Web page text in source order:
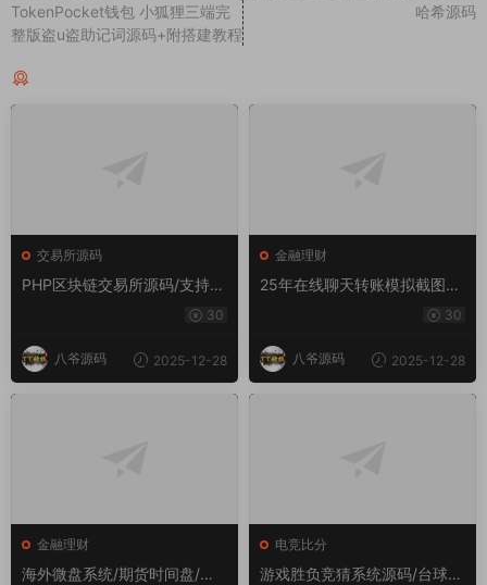
TokenPocket钱包 小狐狸三端完
整版盗u盗助记词源码+附搭建教程
哈希源码
交易所源码
PHP区块链交易所源码/支持元
宇宙 锁仓挖矿、币币、法币、
30
八爷源码 2025-12-28
金融理财
25年在线聊天转账模拟截图工
具网站源码转账支付截图生成
30
八爷源码 2025-12-28
金融理财
海外微盘系统/期货时间盘/多
电竞比分
游戏胜负竞猜系统源码/台球有